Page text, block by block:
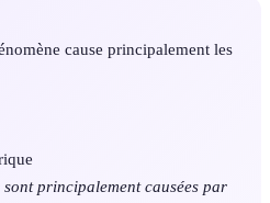
cause principalement les
principalement causées par